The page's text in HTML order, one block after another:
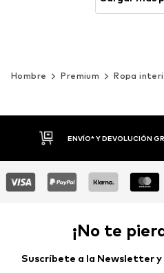
Hombre Premium Ropa
DEVOLUCIONES HASTA 30
¡No te
Suscríbete a la Newsletter